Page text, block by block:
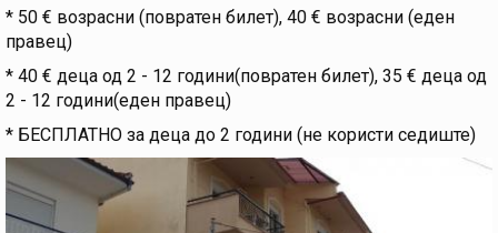
* 50 € возрасни (повратен билет), 40 € возрасни (eден
правец)
* 40 € деца од 2 - 12 години(повратен билет), 35 € деца од
2 - 12 години(еден правец)
* БЕСПЛАТНО за деца до 2 години (не користи седиште)